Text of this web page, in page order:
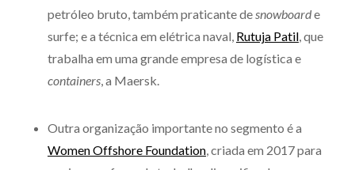
petróleo bruto, também praticante de snowboarde
surfe; e a técnica em elétrica naval, Rutuja Patil , que
trabalha em uma grande empresa de logística e
containers , a Maersk.
Outra organização importante no segmento é a
Women Offshore Foundation , criada em 2017 para